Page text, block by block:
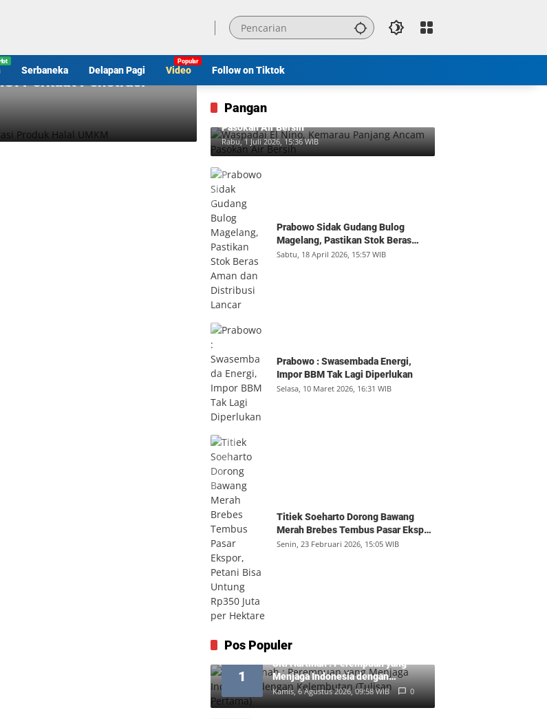
Serbaneka Delapan Pagi Video Follow on Tiktok
Perkuat Penetrasi
Pangan
Waspadai El Nino, Kemarau Panjang Ancam
Pasokan Air Bersih
Rabu, 1 Juli 2026, 15:36 WIB
Prabowo Sidak Gudang Bulog
Magelang, Pastikan Stok Beras
Aman dan Distribusi Lancar
Sabtu, 18 April 2026, 15:57 WIB
Prabowo : Swasembada Energi,
Impor BBM Tak Lagi Diperlukan
Selasa, 10 Maret 2026, 16:31 WIB
Titiek Soeharto Dorong Bawang
Merah Brebes Tembus Pasar Ekspor,
Petani Bisa Untung Rp350 Juta per
Senin, 23 Februari 2026, 15:05 WIB
Pos Populer
1
Siti Hartinah : Perempuan yang
Menjaga Indonesia dengan
Kelembutan (Tulisan Pertama)
Kamis, 6 Agustus 2026, 09:58 WIB 0